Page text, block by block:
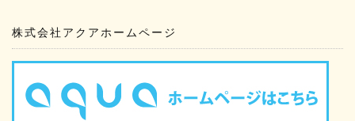
株式会社アクアホームページ